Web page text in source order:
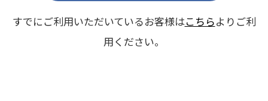
すでにご利用いただいているお客様はこちらよりご利
用ください。